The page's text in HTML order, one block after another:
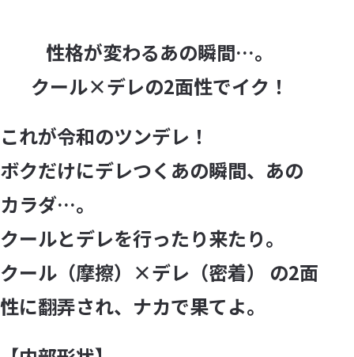
性格が変わるあの瞬間…。
クール×デレの2面性でイク！
これが令和のツンデレ！
ボクだけにデレつくあの瞬間、あの
カラダ…。
クールとデレを行ったり来たり。
クール（摩擦）×デレ（密着） の2面
性に翻弄され、ナカで果てよ。